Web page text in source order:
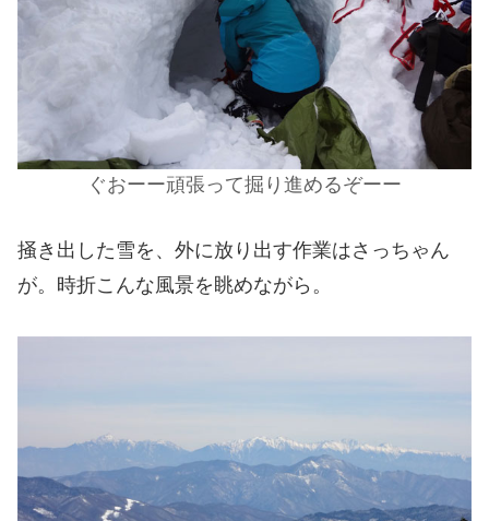
ぐおーー頑張って掘り進めるぞーー
掻き出した雪を、外に放り出す作業はさっちゃん
が。時折こんな風景を眺めながら。